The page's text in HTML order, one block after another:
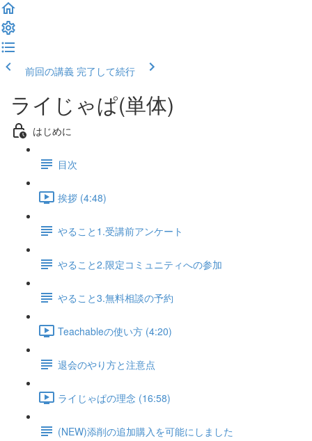
前回の講義 完了して続行
ライじゃぱ(単体)
はじめに
目次
挨拶 (4:48)
やること1.受講前アンケート
やること2.限定コミュニティへの参加
やること3.無料相談の予約
Teachableの使い方 (4:20)
退会のやり方と注意点
ライじゃぱの理念 (16:58)
(NEW)添削の追加購入を可能にしました